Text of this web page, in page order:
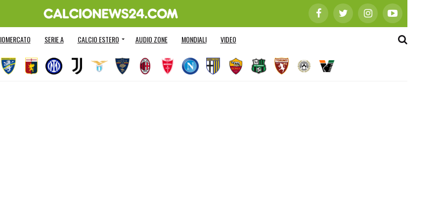
SERIE A CALCIO ESTERO AUDIO ZONE MONDIALI VIDEO